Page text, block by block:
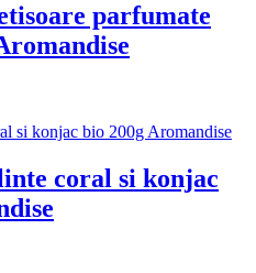
parfumate
coral si konjac